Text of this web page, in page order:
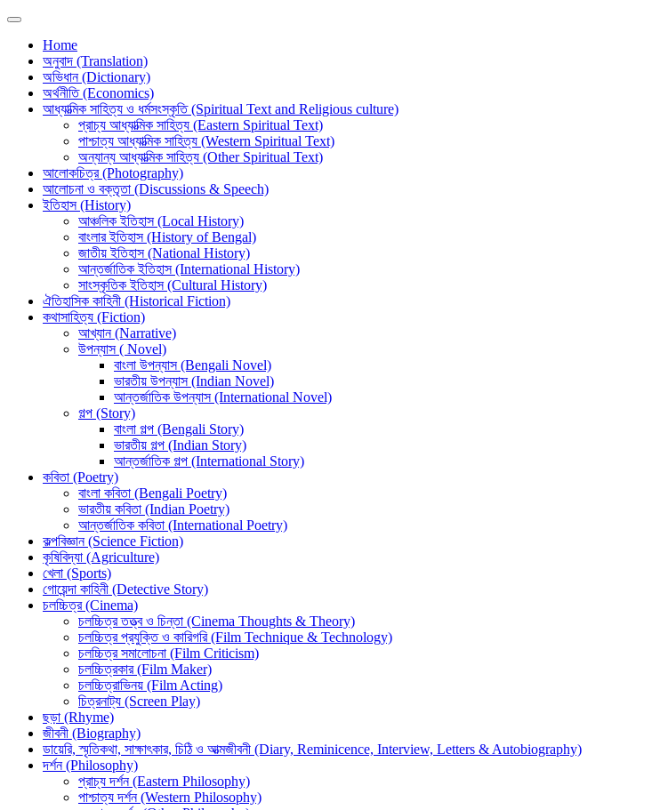
Home
অনুবাদ (Translation)
অভিধান (Dictionary)
অর্থনীতি (Economics)
আধ্যাত্মিক সাহিত্য ও ধর্মসংস্কৃতি (Spiritual Text and Religious culture)
প্রাচ্য আধ্যাত্মিক সাহিত্য (Eastern Spiritual Text)
পাশ্চাত্য আধ্যাত্মিক সাহিত্য (Western Spiritual Text)
অন্যান্য আধ্যাত্মিক সাহিত্য (Other Spiritual Text)
আলোকচিত্র (Photography)
আলোচনা ও বক্তৃতা (Discussions & Speech)
ইতিহাস (History)
আঞ্চলিক ইতিহাস (Local History)
বাংলার ইতিহাস (History of Bengal)
জাতীয় ইতিহাস (National History)
আন্তর্জাতিক ইতিহাস (International History)
সাংস্কৃতিক ইতিহাস (Cultural History)
ঐতিহাসিক কাহিনী (Historical Fiction)
কথাসাহিত্য (Fiction)
আখ্যান (Narrative)
উপন্যাস ( Novel)
বাংলা উপন্যাস (Bengali Novel)
ভারতীয় উপন্যাস (Indian Novel)
আন্তর্জাতিক উপন্যাস (International Novel)
গল্প (Story)
বাংলা গল্প (Bengali Story)
ভারতীয় গল্প (Indian Story)
আন্তর্জাতিক গল্প (International Story)
কবিতা (Poetry)
বাংলা কবিতা (Bengali Poetry)
ভারতীয় কবিতা (Indian Poetry)
আন্তর্জাতিক কবিতা (International Poetry)
কল্পবিজ্ঞান (Science Fiction)
কৃষিবিদ্যা (Agriculture)
খেলা (Sports)
গোয়েন্দা কাহিনী (Detective Story)
চলচ্চিত্র (Cinema)
চলচ্চিত্র তত্ত্ব ও চিন্তা (Cinema Thoughts & Theory)
চলচ্চিত্র প্রযুক্তি ও কারিগরি (Film Technique & Technology)
চলচ্চিত্র সমালোচনা (Film Criticism)
চলচ্চিত্রকার (Film Maker)
চলচ্চিত্রাভিনয় (Film Acting)
চিত্রনাট্য (Screen Play)
ছড়া (Rhyme)
জীবনী (Biography)
ডায়েরি, স্মৃতিকথা, সাক্ষাৎকার, চিঠি ও আত্মজীবনী (Diary, Reminicence, Interview, Letters & Autobiography)
দর্শন (Philosophy)
প্রাচ্য দর্শন (Eastern Philosophy)
পাশ্চাত্য দর্শন (Western Philosophy)